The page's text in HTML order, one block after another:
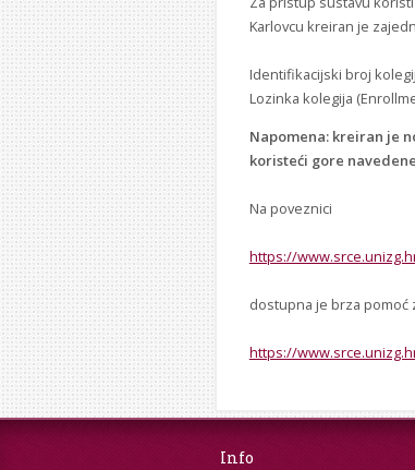
Karlovcu kreiran je
Identifikacijski broj
Lozinka kolegija
Napomena: kreiran je
koristeći gore
Na poveznici
https://
dostupna je brza pomoć
https://
Info